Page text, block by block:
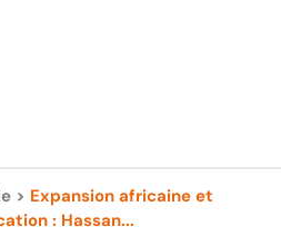
> Expansion africaine et
: Hassan...